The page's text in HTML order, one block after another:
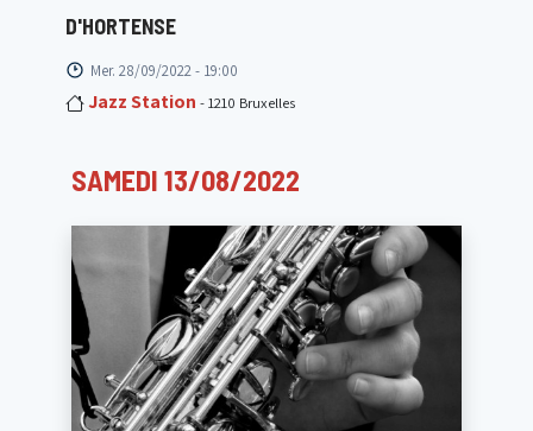
D'HORTENSE
Mer. 28/09/2022 - 19:00
Jazz Station - 1210 Bruxelles
SAMEDI 13/08/2022